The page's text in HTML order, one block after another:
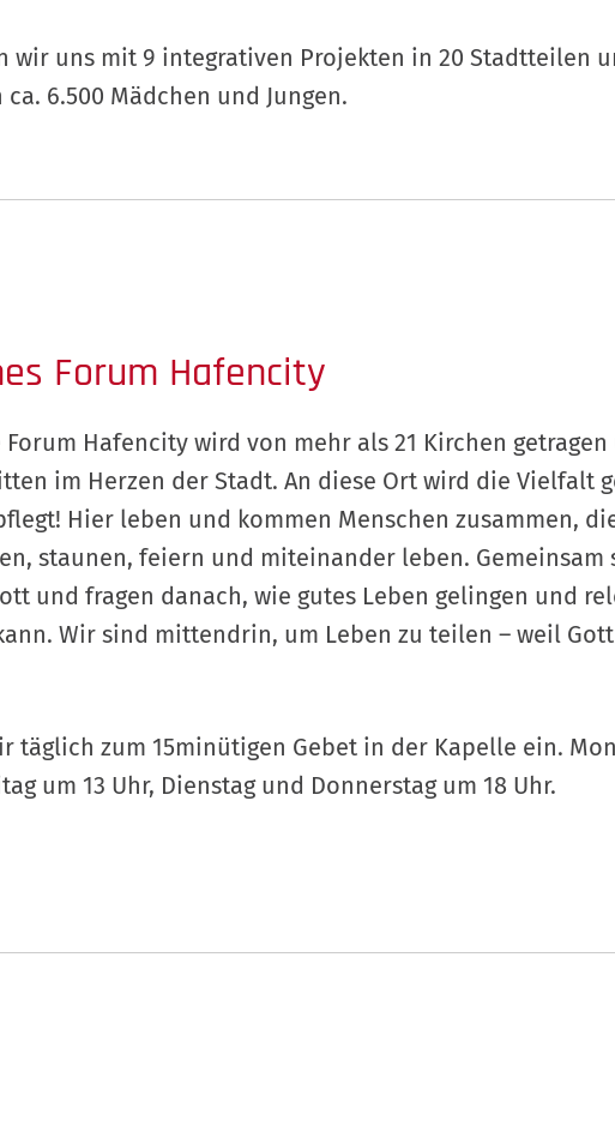
wir uns mit 9 integrativen Projekten in 20 Stadtteilen
6.500 Mädchen und Jungen.
Forum Hafencity
Forum Hafencity wird von mehr als 21 Kirchen
im Herzen der Stadt. An diese Ort wird die Vielfalt
Hier leben und kommen Menschen zusammen,
staunen, feiern und miteinander leben. Gemeinsam
und fragen danach, wie gutes Leben gelingen und
Wir sind mittendrin, um Leben zu teilen – weil
täglich zum 15minütigen Gebet in der Kapelle ein.
um 13 Uhr, Dienstag und Donnerstag um 18 Uhr.